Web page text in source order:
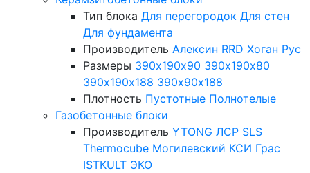
Тип блока Для перегородок Для стен
Для фундамента
Производитель Алексин RRD Хоган Рус
Размеры 390х190х90 390х190х80
390х190х188 390х90х188
Плотность Пустотные Полнотелые
Газобетонные блоки
Производитель YTONG ЛСР SLS
Thermocube Могилевский КСИ Грас
ISTKULT ЭКО